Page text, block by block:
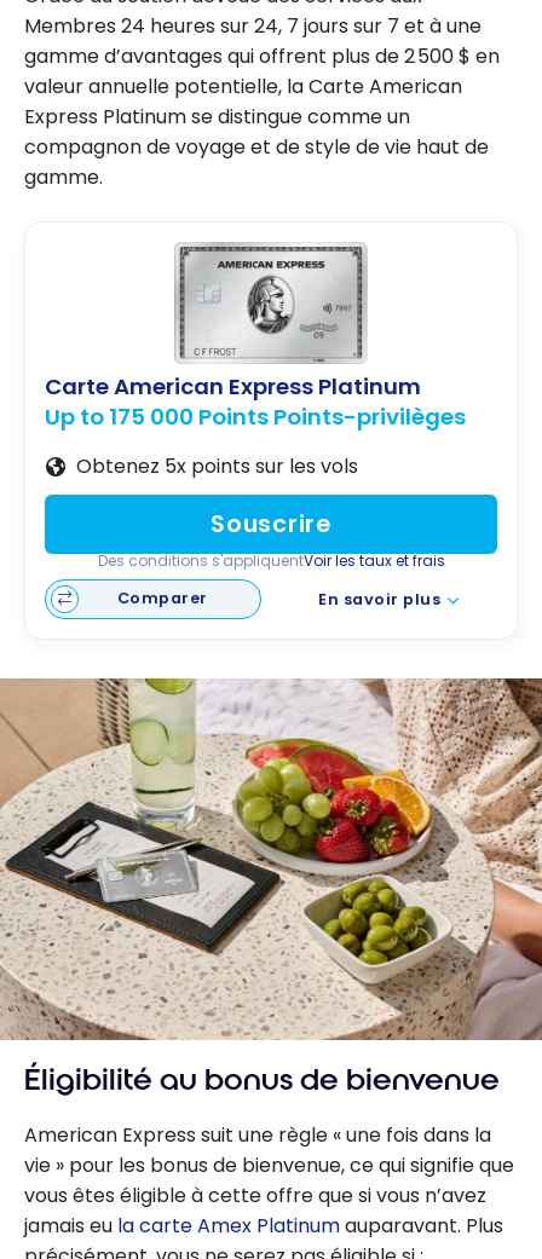
Membres 24 heures sur 24, 7 jours sur 7 et à une
gamme d’avantages qui offrent plus de 2 500 $ en
valeur annuelle potentielle, la Carte American
Express Platinum se distingue comme un
compagnon de voyage et de style de vie haut de
gamme.
Carte American Express Platinum
Up to 175 000 Points Points-privilèges
Obtenez 5x points sur les vols
Souscrire
Des conditions s'appliquentVoir les taux et frais
Comparer
En savoir plus
Éligibilité au bonus de bienvenue
American Express suit une règle « une fois dans la
vie » pour les bonus de bienvenue, ce qui signifie que
vous êtes éligible à cette offre que si vous n’avez
jamais eu la carte Amex Platinumauparavant. Plus